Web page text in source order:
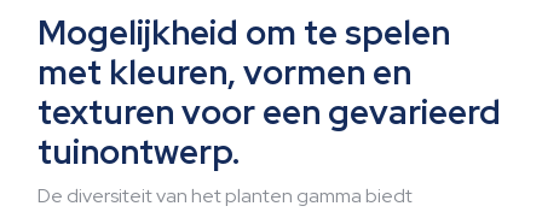
Mogelijkheid om te spelen
met kleuren, vormen en
texturen voor een gevarieerd
tuinontwerp.
De diversiteit van het planten gamma biedt